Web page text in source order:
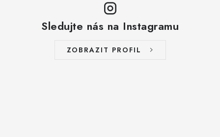
Sledujte nás na Instagramu
ZOBRAZIT PROFIL